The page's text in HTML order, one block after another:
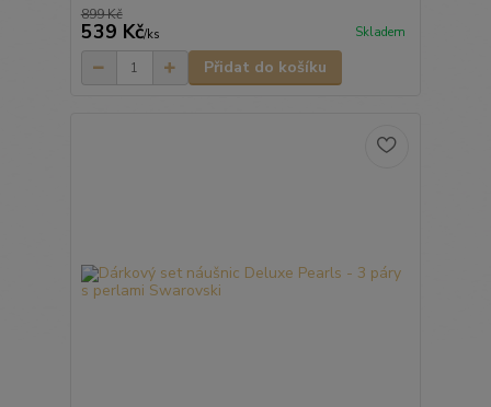
899 Kč
539 Kč/ks Skladem
Přidat do košíku